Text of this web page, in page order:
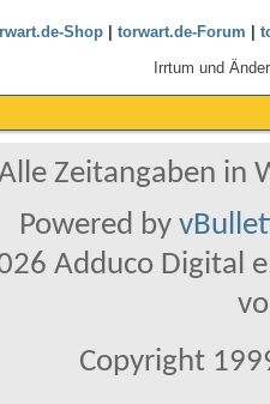
Shop| torwart.de-Forum
Irrtum und
Zeitangaben in
Powered by
Adduco Digital
Copyright